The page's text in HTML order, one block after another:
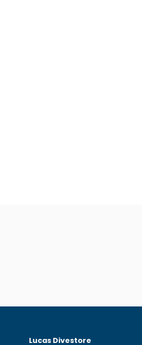
Lucas Divestore